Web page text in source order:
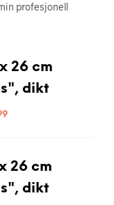
profesjonell
26 cm
dikt
26 cm
dikt